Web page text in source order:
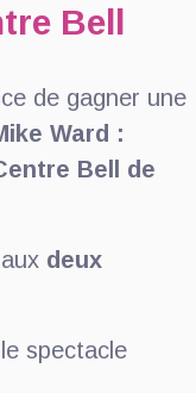
Bell
de gagner une
Ward :
Bell de
deux
spectacle